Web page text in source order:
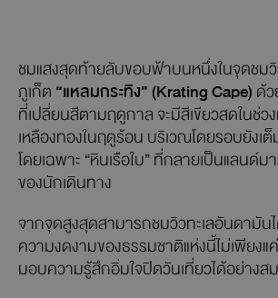
บานานา สวิง:ชิงช้าริมหน้าผ
ถ่ายรูปสุดเอ็กซ์คลูซีฟ พร้อมวิว
สวยจนต้องหยุดหายใจ
5. แหลมกระทิง
ชมแสงสุดท้ายลับขอบฟ้าบนหนึ่งในจุดชม
ภูเก็ต“แหลมกระทิง” (Krating Cape)ด้ว